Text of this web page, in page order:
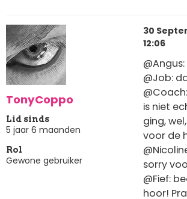
TonyCoppo
Lid sinds
5 jaar 6 maanden
Rol
Gewone gebruiker
30
12:06
@Job:
is niet
ging,
voor de
sorry
@Fief:
hoor!